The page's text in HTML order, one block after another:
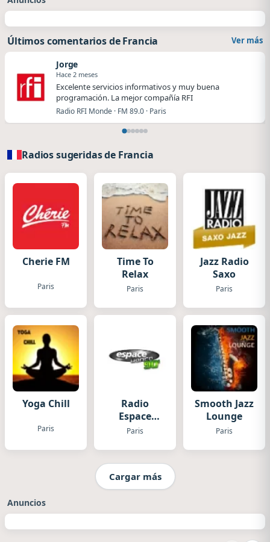
Últimos comentarios de Francia Ver más
Jorge
Hace 2 meses
Excelente servicios informativos y muy buena
programación. La mejor compañía RFI
Radio RFI Monde · FM 89.0 · Paris
Radios sugeridas de Francia
Cherie FM
Paris
Time To
Relax
Paris
Jazz Radio
Saxo
Paris
Yoga Chill
Paris
Radio
Espace
Dance 90
Paris
Smooth Jazz
Lounge
Paris
Cargar más
Anuncios